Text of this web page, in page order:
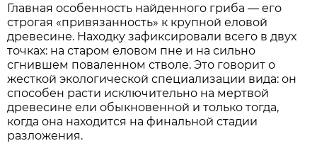
Главная особенность найденного гриба — его
строгая «привязанность» к крупной еловой
древесине. Находку зафиксировали всего в двух
точках: на старом еловом пне и на сильно
сгнившем поваленном стволе. Это говорит о
жесткой экологической специализации вида: он
способен расти исключительно на мертвой
древесине ели обыкновенной и только тогда,
когда она находится на финальной стадии
разложения.